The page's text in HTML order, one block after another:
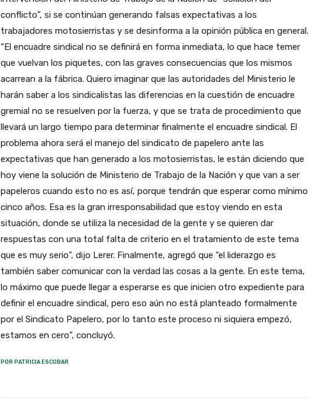
conflicto”, si se continúan generando falsas expectativas a los
trabajadores motosierristas y se desinforma a la opinión pública en general.
“El encuadre sindical no se definirá en forma inmediata, lo que hace temer
que vuelvan los piquetes, con las graves consecuencias que los mismos
acarrean a la fábrica. Quiero imaginar que las autoridades del Ministerio le
harán saber a los sindicalistas las diferencias en la cuestión de encuadre
gremial no se resuelven por la fuerza, y que se trata de procedimiento que
llevará un largo tiempo para determinar finalmente el encuadre sindical. El
problema ahora será el manejo del sindicato de papelero ante las
expectativas que han generado a los motosierristas, le están diciendo que
hoy viene la solución de Ministerio de Trabajo de la Nación y que van a ser
papeleros cuando esto no es así, porque tendrán que esperar como mínimo
cinco años. Esa es la gran irresponsabilidad que estoy viendo en esta
situación, donde se utiliza la necesidad de la gente y se quieren dar
respuestas con una total falta de criterio en el tratamiento de este tema
que es muy serio”, dijo Lerer. Finalmente, agregó que “el liderazgo es
también saber comunicar con la verdad las cosas a la gente. En este tema,
lo máximo que puede llegar a esperarse es que inicien otro expediente para
definir el encuadre sindical, pero eso aún no está planteado formalmente
por el Sindicato Papelero, por lo tanto este proceso ni siquiera empezó,
estamos en cero”, concluyó.
POR PATRICIA ESCOBAR